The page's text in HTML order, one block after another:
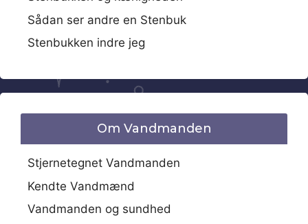
Sådan ser andre en Stenbuk
Stenbukken indre jeg
Om Vandmanden
Stjernetegnet Vandmanden
Kendte Vandmænd
Vandmanden og sundhed